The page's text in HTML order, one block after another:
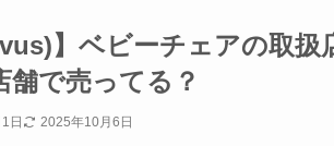
】ベビーチェアの取
舗で売ってる？
日 2025年10月6日